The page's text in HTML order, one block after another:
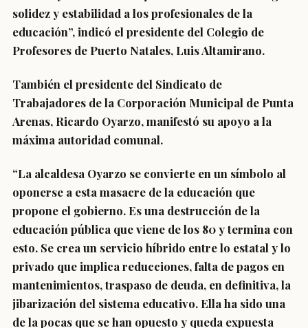
solidez y estabilidad a los profesionales de la
educación”, indicó el presidente del Colegio de
Profesores de Puerto Natales, Luis Altamirano.
También el presidente del Sindicato de
Trabajadores de la Corporación Municipal de Punta
Arenas, Ricardo Oyarzo, manifestó su apoyo a la
máxima autoridad comunal.
“La alcaldesa Oyarzo se convierte en un símbolo al
oponerse a esta masacre de la educación que
propone el gobierno. Es una destrucción de la
educación pública que viene de los 80 y termina con
esto. Se crea un servicio híbrido entre lo estatal y lo
privado que implica reducciones, falta de pagos en
mantenimientos, traspaso de deuda, en definitiva, la
jibarización del sistema educativo. Ella ha sido una
de la pocas que se han opuesto y queda expuesta